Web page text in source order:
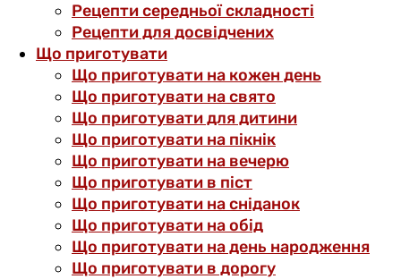
Рецепти середньої складності
Рецепти для досвідчених
Що приготувати
Що приготувати на кожен день
Що приготувати на свято
Що приготувати для дитини
Що приготувати на пікнік
Що приготувати на вечерю
Що приготувати в піст
Що приготувати на сніданок
Що приготувати на обід
Що приготувати на день народження
Що приготувати в дорогу